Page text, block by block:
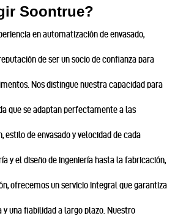
Soontrue?
en automatización de envasado,
de ser un socio de confianza para
Nos distingue nuestra capacidad para
que se adaptan perfectamente a las
estilo de envasado y velocidad de cada
y el diseño de ingeniería hasta la fabricación,
ofrecemos un servicio integral que garantiza
una fiabilidad a largo plazo. Nuestro